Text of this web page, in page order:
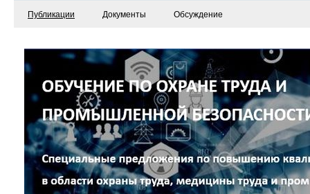
Публикации Документы Обсуждение